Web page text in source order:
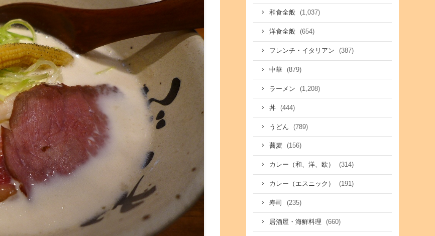
和食全般 (1,037)
洋食全般 (654)
フレンチ・イタリアン (387)
中華 (879)
ラーメン (1,208)
丼 (444)
うどん (789)
蕎麦 (156)
カレー（和、洋、欧） (314)
カレー（エスニック） (191)
寿司 (235)
居酒屋・海鮮料理 (660)